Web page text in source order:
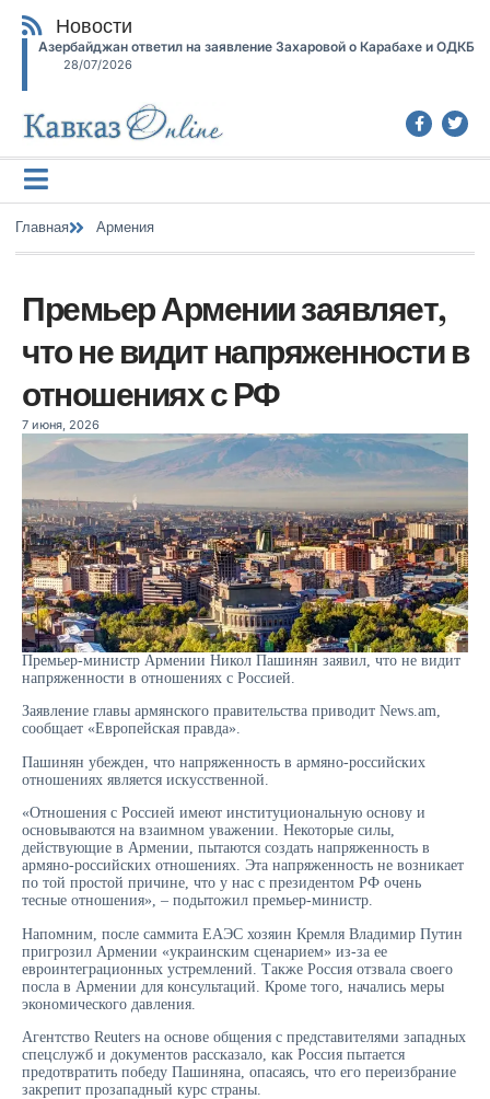
Новости
Азербайджан ответил на заявление Захаровой о Карабахе и ОДКБ
28/07/2026
Главная Армения
Премьер Армении заявляет,
что не видит напряженности в
отношениях с РФ
7 июня, 2026
Премьер-министр Армении Никол Пашинян заявил, что не видит
напряженности в отношениях с Россией.
Заявление главы армянского правительства приводит News.am,
сообщает «Европейская правда».
Пашинян убежден, что напряженность в армяно-российских
отношениях является искусственной.
«Отношения с Россией имеют институциональную основу и
основываются на взаимном уважении. Некоторые силы,
действующие в Армении, пытаются создать напряженность в
армяно-российских отношениях. Эта напряженность не возникает
по той простой причине, что у нас с президентом РФ очень
тесные отношения», – подытожил премьер-министр.
Напомним, после саммита ЕАЭС хозяин Кремля Владимир Путин
пригрозил Армении «украинским сценарием» из-за ее
евроинтеграционных устремлений. Также Россия отзвала своего
посла в Армении для консультаций. Кроме того, начались меры
экономического давления.
Агентство Reuters на основе общения с представителями западных
спецслужб и документов рассказало, как Россия пытается
предотвратить победу Пашиняна, опасаясь, что его переизбрание
закрепит прозападный курс страны.